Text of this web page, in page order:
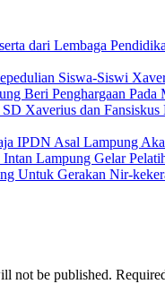
Untuk Gerakan Nir-
not be published.